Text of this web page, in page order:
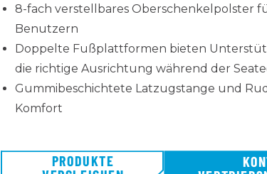
8-fach verstellbares Oberschenkelpolster
Benutzern
Doppelte Fußplattformen bieten
die richtige Ausrichtung während der
Gummibeschichtete Latzugstange und
Komfort
PRODUKTE